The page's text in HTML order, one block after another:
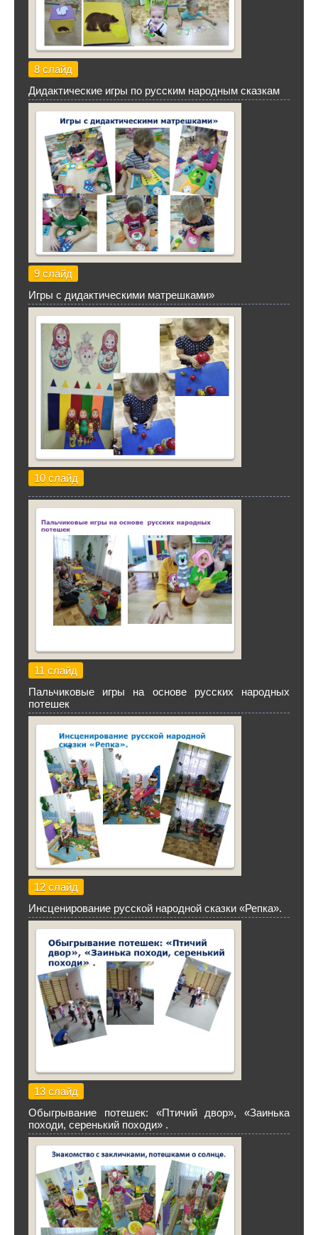
8 слайд
Дидактические игры по русским народным сказкам
9 слайд
Игры с дидактическими матрешками»
10 слайд
11 слайд
Пальчиковые игры на основе русских народных
потешек
12 слайд
Инсценирование русской народной сказки «Репка».
13 слайд
Обыгрывание потешек: «Птичий двор», «Заинька
походи, серенький походи» .